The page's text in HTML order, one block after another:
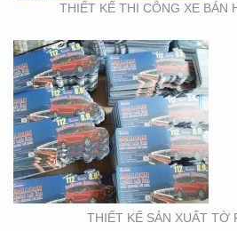
THIẾT KẾ THI CÔNG XE BÁN
THIẾT KẾ SẢN XUẤT TỜ
THIẾT KẾ SẢN XUẤT
WOBLER ” TÀI CHÍNH
TOYOTA”